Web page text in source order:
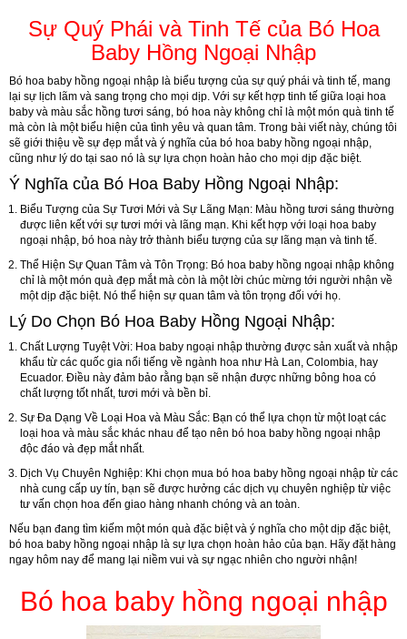
Sự Quý Phái và Tinh Tế của Bó Hoa
Baby Hồng Ngoại Nhập
Bó hoa baby hồng ngoại nhập là biểu tượng của sự quý phái và tinh tế, mang
lại sự lịch lãm và sang trọng cho mọi dịp. Với sự kết hợp tinh tế giữa loại hoa
baby và màu sắc hồng tươi sáng, bó hoa này không chỉ là một món quà tinh tế
mà còn là một biểu hiện của tình yêu và quan tâm. Trong bài viết này, chúng tôi
sẽ giới thiệu về sự đẹp mắt và ý nghĩa của bó hoa baby hồng ngoại nhập,
cũng như lý do tại sao nó là sự lựa chọn hoàn hảo cho mọi dịp đặc biệt.
Ý Nghĩa của Bó Hoa Baby Hồng Ngoại Nhập:
Biểu Tượng của Sự Tươi Mới và Sự Lãng Mạn: Màu hồng tươi sáng thường
được liên kết với sự tươi mới và lãng mạn. Khi kết hợp với loại hoa baby
ngoại nhập, bó hoa này trở thành biểu tượng của sự lãng mạn và tinh tế.
Thể Hiện Sự Quan Tâm và Tôn Trọng: Bó hoa baby hồng ngoại nhập không
chỉ là một món quà đẹp mắt mà còn là một lời chúc mừng tới người nhận về
một dịp đặc biệt. Nó thể hiện sự quan tâm và tôn trọng đối với họ.
Lý Do Chọn Bó Hoa Baby Hồng Ngoại Nhập:
Chất Lượng Tuyệt Vời: Hoa baby ngoại nhập thường được sản xuất và nhập
khẩu từ các quốc gia nổi tiếng về ngành hoa như Hà Lan, Colombia, hay
Ecuador. Điều này đảm bảo rằng bạn sẽ nhận được những bông hoa có
chất lượng tốt nhất, tươi mới và bền bỉ.
Sự Đa Dạng Về Loại Hoa và Màu Sắc: Bạn có thể lựa chọn từ một loạt các
loại hoa và màu sắc khác nhau để tạo nên bó hoa baby hồng ngoại nhập
độc đáo và đẹp mắt nhất.
Dịch Vụ Chuyên Nghiệp: Khi chọn mua bó hoa baby hồng ngoại nhập từ các
nhà cung cấp uy tín, bạn sẽ được hưởng các dịch vụ chuyên nghiệp từ việc
tư vấn chọn hoa đến giao hàng nhanh chóng và an toàn.
Nếu bạn đang tìm kiếm một món quà đặc biệt và ý nghĩa cho một dịp đặc biệt,
bó hoa baby hồng ngoại nhập là sự lựa chọn hoàn hảo của bạn. Hãy đặt hàng
ngay hôm nay để mang lại niềm vui và sự ngạc nhiên cho người nhận!
Bó hoa baby hồng ngoại nhập